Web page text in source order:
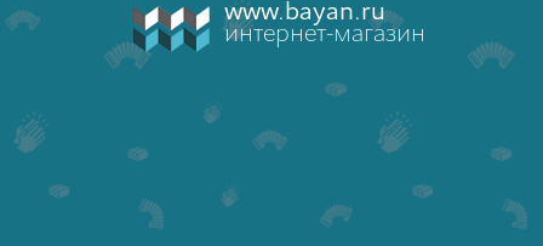
www.bayan.ru
интернет-магазин